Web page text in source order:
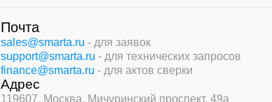
Почта
sales@smarta.ru - для заявок
support@smarta.ru - для технических запросов
finance@smarta.ru - для актов сверки
Адрес
119607, Москва, Мичуринский проспект, 49а